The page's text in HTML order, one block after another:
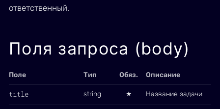
ответственный.
Поля запроса (body)
Поле Тип Обяз. Описание
title string ★ Название задачи